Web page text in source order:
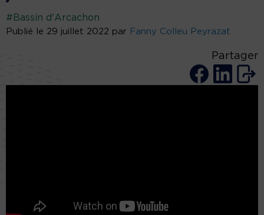
#Bassin d'Arcachon
Publié le 29 juillet 2022 par Fanny Colleu Peyrazat
Partager